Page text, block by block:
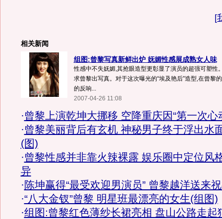
[
相关新闻
组图:曾黎写真新鲜出炉 妩媚性感展成熟女人味
性感中不失妩媚,其抢眼造型更彰显了演员的超强可塑性
求曾黎出写真。对于这次曝光的“埃及艳后”造型,在曾黎
的反响...
2007-04-26 11:08
·曾黎上演乾坤大挪移 空降重庆因“第一次心
·曾黎美丽背后有玄机 神秘男子终于浮出水
(图)
·曾黎性感并非靠火辣裸露 娱乐圈中定位风
异
·陈坤赢得“最受欢迎男演员” 曾黎越洋送来
·“八大金钗”曾黎 明星班最漂亮的女生(组图)
·组图:曾黎红色薄纱长裙亮相 盘山公路走起